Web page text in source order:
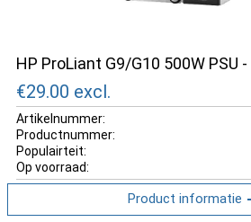
HP ProLiant G9/G10 500W PSU
€29.00 excl.
Artikelnummer:
Productnummer:
Populairteit:
Op voorraad:
Product informatie